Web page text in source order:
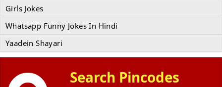
Girls Jokes
Whatsapp Funny Jokes In Hindi
Yaadein Shayari
Search Pincodes